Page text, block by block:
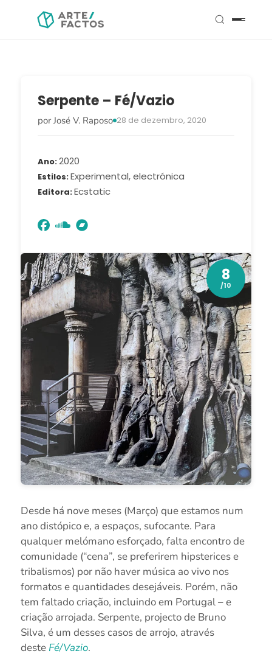
Serpente – Fé/Vazio
por José V. Raposo 28 de dezembro, 2020
Ano 2020
Estilos Experimental, electrónica
Editora Ecstatic
8
/10
Desde há nove meses (Março) que estamos num
ano distópico e, a espaços, sufocante. Para
qualquer melómano esforçado, falta encontro de
comunidade (“cena”, se preferirem hipsterices e
tribalismos) por não haver música ao vivo nos
formatos e quantidades desejáveis. Porém, não
tem faltado criação, incluindo em Portugal – e
criação arrojada. Serpente, projecto de Bruno
Silva, é um desses casos de arrojo, através
deste Fé/Vazio.